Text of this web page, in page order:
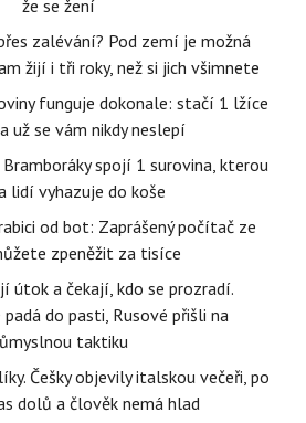
že se žení
zalévání? Pod zemí je možná
žijí i tři roky, než si jich všimnete
funguje dokonale: stačí 1 lžíce
už se vám nikdy neslepí
Bramboráky spojí 1 surovina, kterou
lidí vyhazuje do koše
od bot: Zaprášený počítač ze
zpeněžit za tisíce
útok a čekají, kdo se prozradí.
padá do pasti, Rusové přišli na
taktiku
Češky objevily italskou večeři, po
dolů a člověk nemá hlad